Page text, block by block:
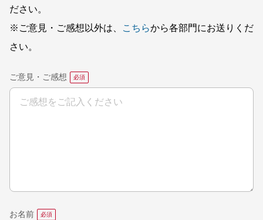
ださい。
※ご意見・ご感想以外は、
こちらから各部門にお送りくだ
さい。
ご意見・ご感想
お名前